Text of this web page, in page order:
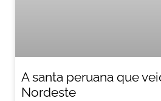
A santa peruana que
Nordeste